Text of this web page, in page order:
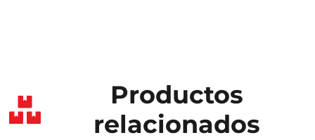
Productos
relacionados